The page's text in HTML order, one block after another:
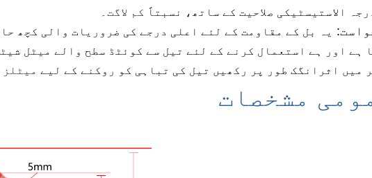
الاستیسٹیکی صلاحیت کے ساتھ، نسبتاً کم لاگت۔
یہ بل کے مقاومت کے لئے اعلی درجے کی ضروریات والی کچھ
ہے اور ہے استعمال کرنے کے لئے تیل سے کوئٹڈ سطح والے میٹل
میں اثرانگک طور پر
رکھیں تیل کی تباہی کو روکنے کے لیے میٹلز
مشخصات